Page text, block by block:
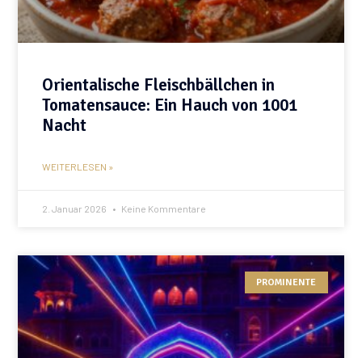
Orientalische Fleischbällchen in
Tomatensauce: Ein Hauch von 1001
Nacht
WEITERLESEN »
2. Januar 2026 Keine Kommentare
PROMINENTE